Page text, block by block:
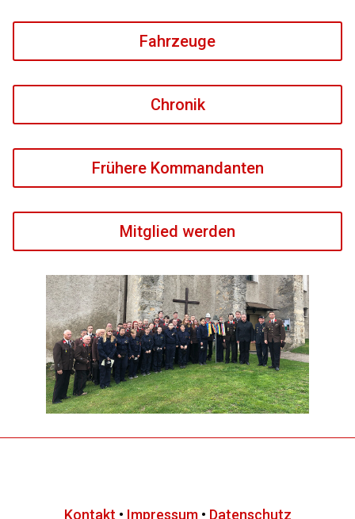
Fahrzeuge
Chronik
Frühere Kommandanten
Mitglied werden
Kontakt • Impressum • Datenschutz